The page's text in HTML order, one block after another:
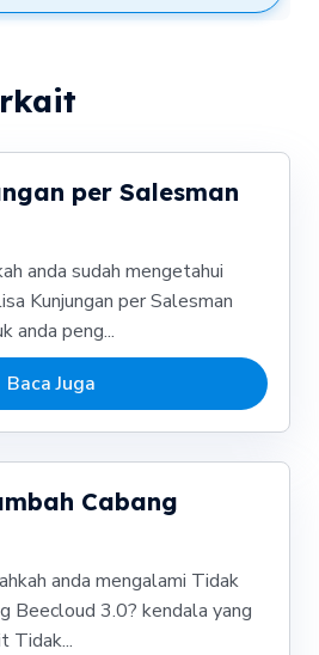
per Salesman
anda sudah mengetahui
Kunjungan per Salesman
anda peng...
Baca Juga
Cabang
anda mengalami Tidak
Beecloud 3.0? kendala yang
Tidak...